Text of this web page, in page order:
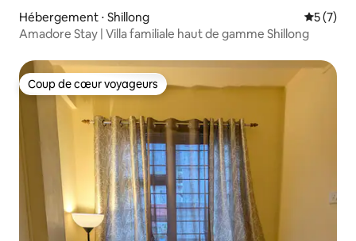
Hébergement ⋅ Shillong
5 (7)
Amadore Stay | Villa familiale haut de gamme Shillong
Coup de cœur voyageurs
Coup de cœur voyageurs